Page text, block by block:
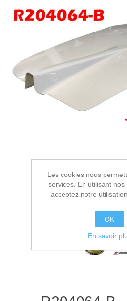
Les cookies nous
services. En utilisant nos
acceptez notre
OK
En savoir